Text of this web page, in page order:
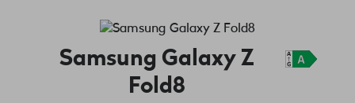
Samsung Galaxy Z
Fold8